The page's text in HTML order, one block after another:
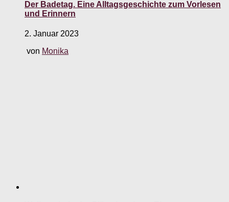
Der Badetag. Eine Alltagsgeschichte zum Vorlesen
und Erinnern
2. Januar 2023
von Monika